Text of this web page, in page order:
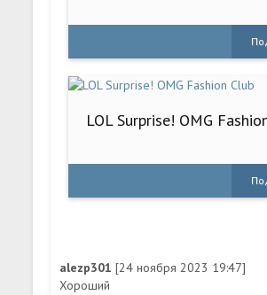
LOL Surprise! OMG
alezp301[24 ноября 2023 19:47]
Хороший